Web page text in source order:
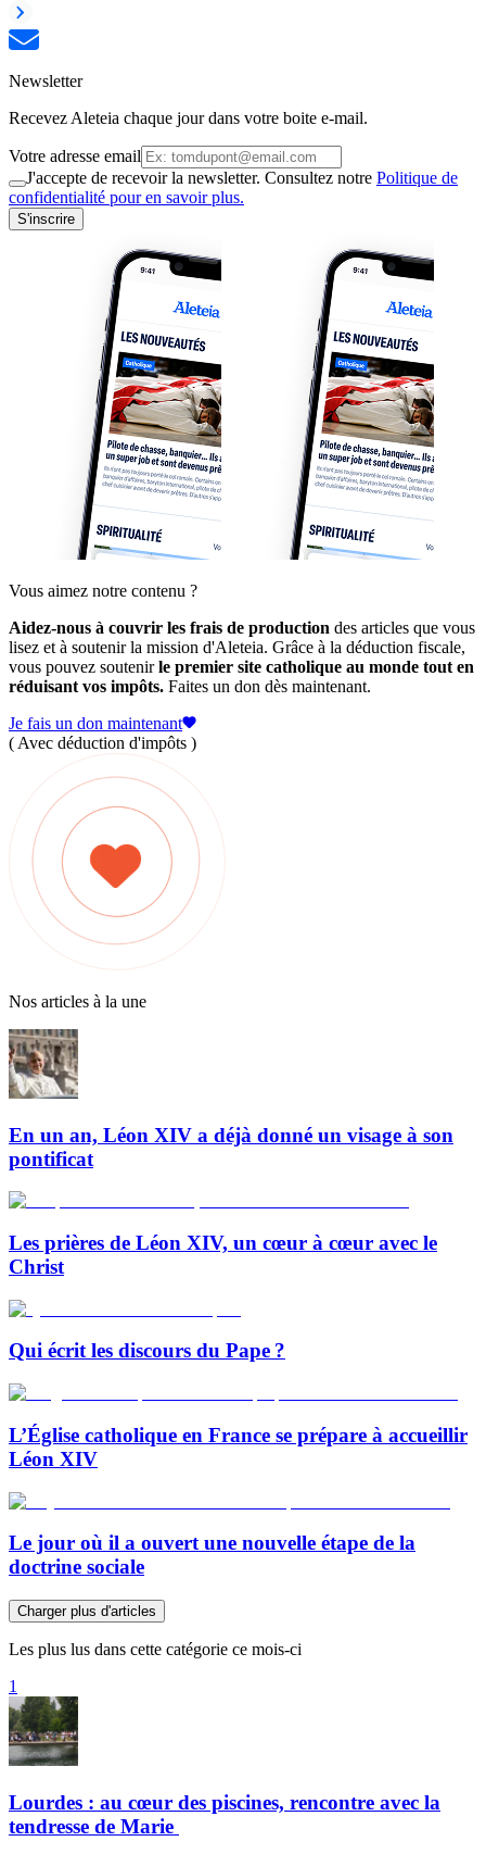
Newsletter
Recevez Aleteia chaque jour dans votre boite e-mail.
Votre adresse email
J'accepte de recevoir la newsletter. Consultez notre Politique de
confidentialité pour en savoir plus.
S'inscrire
Vous aimez notre contenu ?
Aidez-nous à couvrir les frais de production des articles que vous
lisez et à soutenir la mission d'Aleteia. Grâce à la déduction fiscale,
vous pouvez soutenirle premier site catholique au monde tout en
réduisant vos impôts. Faites un don dès maintenant.
Je fais un don maintenant
( Avec déduction d'impôts )
Nos articles à la une
En un an, Léon XIV a déjà donné un visage à son
pontificat
Les prières de Léon XIV, un cœur à cœur avec le
Christ
Qui écrit les discours du Pape ?
L’Église catholique en France se prépare à accueillir
Léon XIV
Le jour où il a ouvert une nouvelle étape de la
doctrine sociale
Charger plus d'articles
Les plus lus dans cette catégorie ce mois-ci
1
Lourdes : au cœur des piscines, rencontre avec la
tendresse de Marie